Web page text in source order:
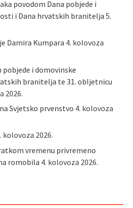
povodom Dana pobjede i
i Dana hrvatskih branitelja 5.
Damira Kumpara 4. kolovoza
i domovinske
branitelja te 31. obljetnicu
2026.
Svjetsko prvenstvo 4. kolovoza
kolovoza 2026.
vremenu privremeno
romobila 4. kolovoza 2026.